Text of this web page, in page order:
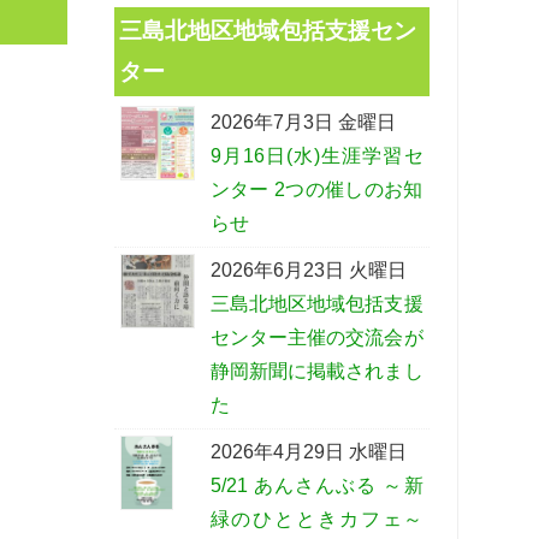
三島北地区地域包括支援セン
ター
2026年7月3日 金曜日
9月16日(水)生涯学習セ
ンター 2つの催しのお知
らせ
2026年6月23日 火曜日
三島北地区地域包括支援
センター主催の交流会が
静岡新聞に掲載されまし
た
2026年4月29日 水曜日
5/21 あんさんぶる ～新
緑のひとときカフェ～